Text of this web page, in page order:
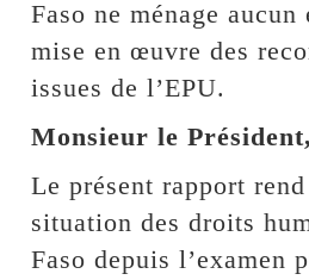
Faso ne ménage
mise en œuvre des
issues de l’EPU.
Monsieur le Président,
Le présent rapport
situation des droits
Faso depuis l’examen